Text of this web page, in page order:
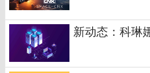
新动态：科琳